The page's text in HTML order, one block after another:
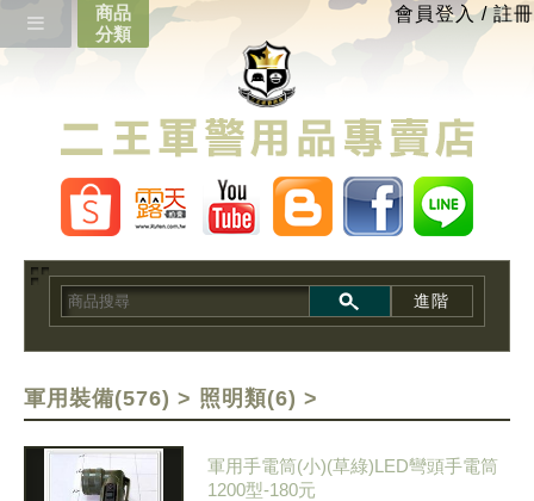
會員登入/註冊
進階
軍用裝備(576) > 照明類(6) >
軍用手電筒(小)(草綠)LED彎頭手電筒
1200型-180元